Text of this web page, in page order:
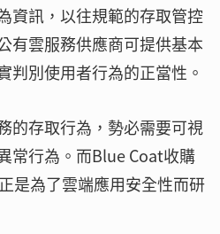
資訊，以往規範的存取管控
有雲服務供應商可提供基本
判別使用者行為的正當性。
的存取行為，勢必需要可視
常行為。而Blue Coat收購
是為了雲端應用安全性而研